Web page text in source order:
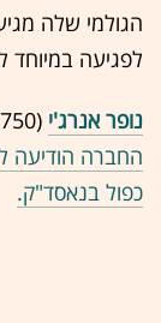
הגולמי שלה
לפגיעה במיוחד
נופר אנרג'י (17750 ,‎
החברה הודיעה
כפול בנאסד"ק.